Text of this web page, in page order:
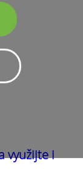
využijte i